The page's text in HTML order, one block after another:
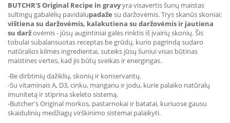
BUTCHR'S Original Recipe in gravyyra visavertis šunų maistas
sultingų gabalėlių pavidalupadaže su daržovėmis. Trys skanūs skoniai:
vištiena su daržovėmis, kalakutiena su daržovėmis ir jautiena
su daržovėmis - jūsų augintiniai galės rinktis iš įvairių skonių. Šis
tobulai subalansuotas receptas be grūdų, kurio pagrindą sudaro
natūralios kilmės ingredientai, suteiks jūsų šuniui visas būtinas
maistines vertes, kad jis būtų sveikas ir energingas.
-Be dirbtinių dažiklių, skonių ir konservantų.
-Su vitaminais A, D3, cinku, manganu ir jodu, kurie palaiko natūralų
imunitetą ir stiprina skeleto sistemą.
-Butcher's Original morkos, pastarnokai ir batatai, kuriuose gausu
skaidulinių medžiagų virškinimo sistemai palaikyti.